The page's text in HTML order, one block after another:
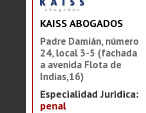
KAISS ABOGADOS
Padre Damián, número
24, local 3-5 (fachada
a avenida Flota de
Indias,16)
Especialidad Juridica:
penal